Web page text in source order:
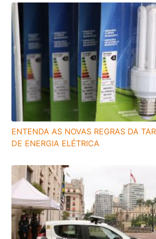
ENTENDA AS NOVAS REGRAS DA
DE ENERGIA ELÉTRICA